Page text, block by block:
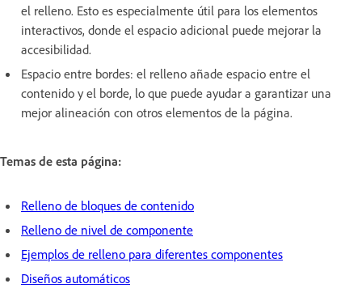
el relleno. Esto es especialmente útil para los elementos
interactivos, donde el espacio adicional puede mejorar la
accesibilidad.
Espacio entre bordes: el relleno añade espacio entre el
contenido y el borde, lo que puede ayudar a garantizar una
mejor alineación con otros elementos de la página.
Temas de esta página:
Relleno de bloques de contenido
Relleno de nivel de componente
Ejemplos de relleno para diferentes componentes
Diseños automáticos